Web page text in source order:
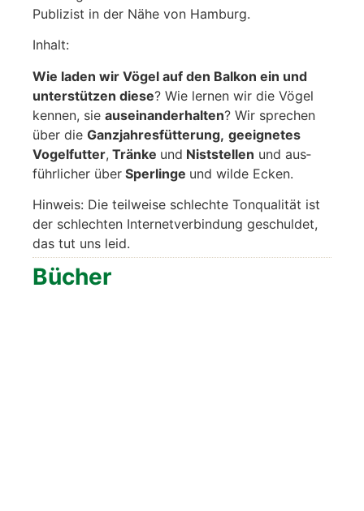
Publi­zist in der Nähe von Ham­burg.
Inhalt:
Wie laden wir Vögel auf den Bal­kon ein und
unter­stüt­zen die­se? Wie ler­nen wir die Vögel
ken­nen, sie aus­ein­an­der­hal­ten? Wir spre­chen
über die Ganz­jah­res­füt­te­rung, geeig­ne­tes
Vogel­fut­ter, Trän­ke und Nist­stel­len und aus­
führ­li­cher über Sper­lin­ge und wil­de Ecken.
Hin­weis: Die teil­wei­se schlech­te Ton­qua­li­tät ist
der schlech­ten Inter­net­ver­bin­dung geschul­det,
das tut uns leid.
Bücher